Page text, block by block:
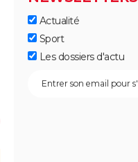
Actualité
Sport
Les dossiers d'actu